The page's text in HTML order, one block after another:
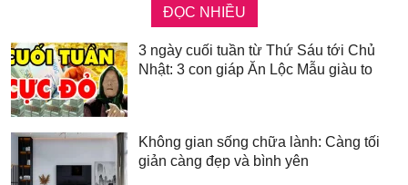
ĐỌC NHIỀU
3 ngày cuối tuần từ Thứ Sáu tới Chủ
Nhật: 3 con giáp Ăn Lộc Mẫu giàu to
Không gian sống chữa lành: Càng tối
giản càng đẹp và bình yên